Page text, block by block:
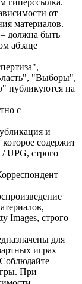
от
материалов.
должна быть
абзаце
"Выборы",
публикуются на
с
и
содержит
UPG, строго
Images, строго
для
играх
При